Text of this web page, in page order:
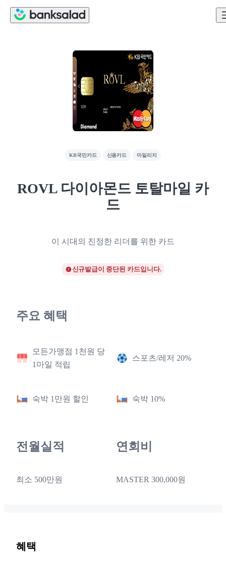
KB국민카드 신용카드 마일리지
ROVL 다이아몬드 토탈마일 카
드
이 시대의 진정한 리더를 위한 카드
신규발급이 중단된 카드입니다.
주요 혜택
모든가맹점 1천원 당
1마일 적립
스포츠/레저 20%
숙박 1만원 할인 숙박 10%
전월실적
최소 500만원
연회비
MASTER 300,000원
혜택